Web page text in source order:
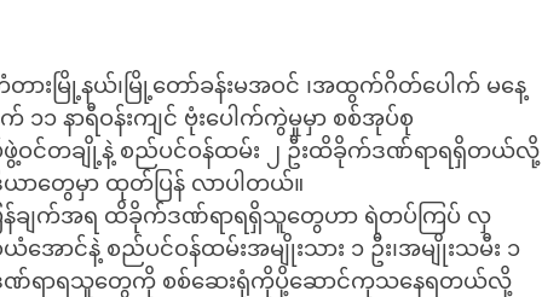
တားမြို့နယ်၊မြို့တော်ခန်းမအဝင် ၊အထွက်ဂိတ်ပေါက် မနေ့
၁ နာရီဝန်းကျင် ဗုံးပေါက်ကွဲမှုမှာ စစ်အုပ်စု
င်တချို့နဲ့ စည်ပင်ဝန်ထမ်း ၂ ဦးထိခိုက်ဒဏ်ရာရရှိတယ်လို့
ယာတွေမှာ ထုတ်ပြန် လာပါတယ်။
န်ချက်အရ ထိခိုက်ဒဏ်ရာရရှိသူတွေဟာ ရဲတပ်ကြပ် လှ
ယံအောင်နဲ့ စည်ပင်ဝန်ထမ်းအမျိုးသား ၁ ဦး၊အမျိုးသမီး ၁
ဒဏ်ရာရသူတွေကို စစ်ဆေးရုံကိုပို့ဆောင်ကုသနေရတယ်လို့